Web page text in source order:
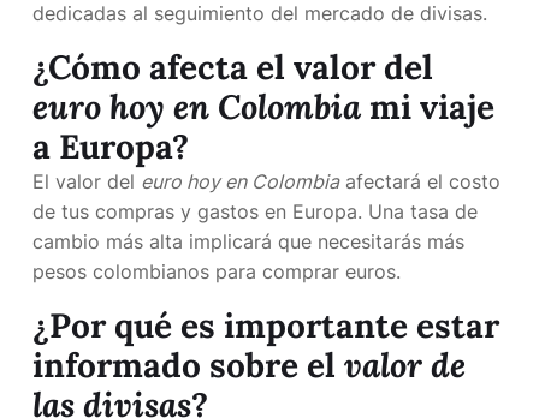
dedicadas al seguimiento del mercado de divisas.
¿Cómo afecta el valor del
euro hoy en Colombia mi viaje
a Europa?
El valor del euro hoy en Colombiaafectará el costo
de tus compras y gastos en Europa. Una tasa de
cambio más alta implicará que necesitarás más
pesos colombianos para comprar euros.
¿Por qué es importante estar
informado sobre el valor de
las divisas?